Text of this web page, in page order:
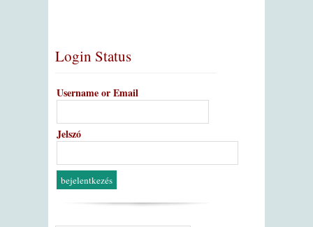
Login Status
Username or Email
Jelszó